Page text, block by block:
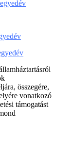
összegére,
vonatkozó
támogatást